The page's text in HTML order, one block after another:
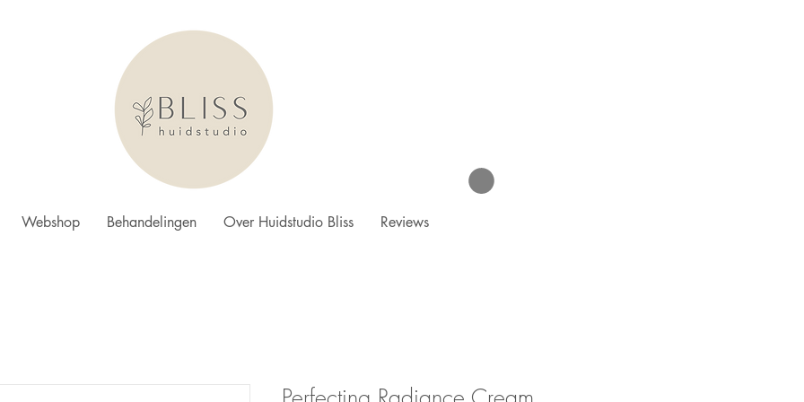
Webshop Behandelingen Over Huidstudio Bliss Reviews